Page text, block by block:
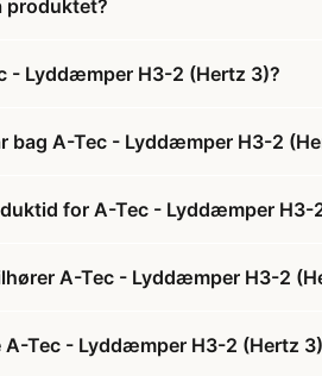
produktet?
- Lyddæmper H3-2 (Hertz 3)?
bag A-Tec - Lyddæmper H3-2
for A-Tec - Lyddæmper H3-
A-Tec - Lyddæmper H3-2
A-Tec - Lyddæmper H3-2 (Hertz